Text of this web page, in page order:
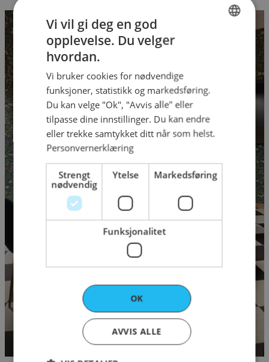
Vi vil gi deg en god
opplevelse. Du velger
hvordan.
Vi bruker cookies for nødvendige
funksjoner, statistikk og markedsføring.
Du kan velge "Ok", "Avvis alle" eller
tilpasse dine innstillinger. Du kan endre
eller trekke samtykket ditt når som helst.
Personvernerklæring
Strengt
nødvendig
Ytelse Markedsføring
Funksjonalitet
OK
AVVIS ALLE